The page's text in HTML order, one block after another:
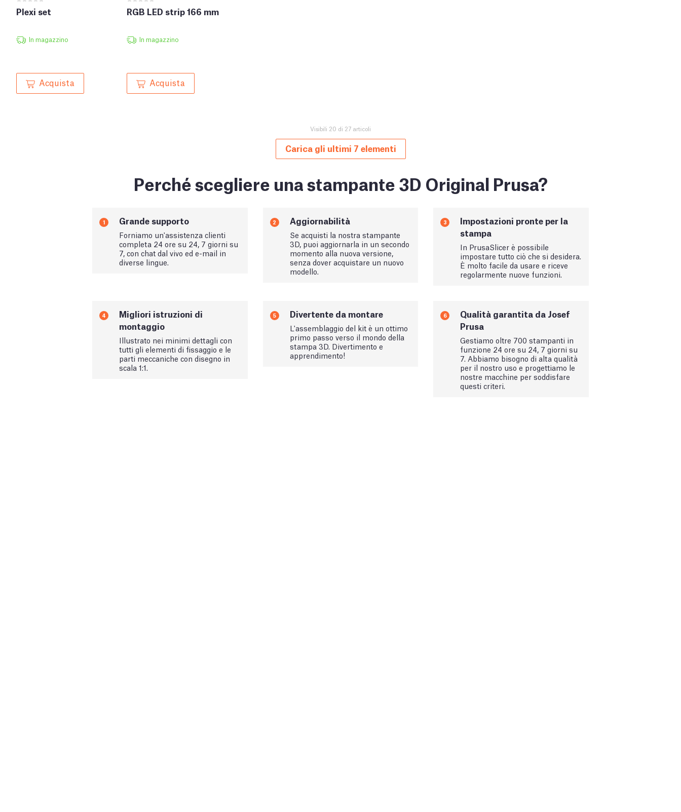
Plexi set
In magazzino
Acquista
RGB LED strip 166 mm
In magazzino
Acquista
Visibili 20 di 27 articoli
Carica gli ultimi 7 elementi
Perché scegliere una stampante 3D Original Prusa?
1 Grande supporto
Forniamo un'assistenza clienti
completa 24 ore su 24, 7 giorni su
7, con chat dal vivo ed e-mail in
diverse lingue.
2 Aggiornabilità
Se acquisti la nostra stampante
3D, puoi aggiornarla in un secondo
momento alla nuova versione,
senza dover acquistare un nuovo
modello.
3
Impostazioni pronte per la
stampa
In PrusaSlicer è possibile
impostare tutto ciò che si desidera.
È molto facile da usare e riceve
regolarmente nuove funzioni.
4
Migliori istruzioni di
montaggio
Illustrato nei minimi dettagli con
tutti gli elementi di fissaggio e le
parti meccaniche con disegno in
scala 1:1.
5 Divertente da montare
L'assemblaggio del kit è un ottimo
primo passo verso il mondo della
stampa 3D. Divertimento e
apprendimento!
6
Qualità garantita da Josef
Prusa
Gestiamo oltre 700 stampanti in
funzione 24 ore su 24, 7 giorni su
7. Abbiamo bisogno di alta qualità
per il nostro uso e progettiamo le
nostre macchine per soddisfare
questi criteri.